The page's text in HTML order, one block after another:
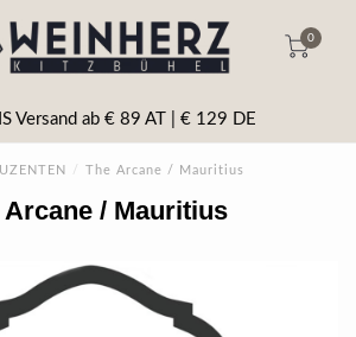
0
Versand ab € 89 AT | € 129 DE
/ The Arcane / Mauritius
Arcane / Mauritius